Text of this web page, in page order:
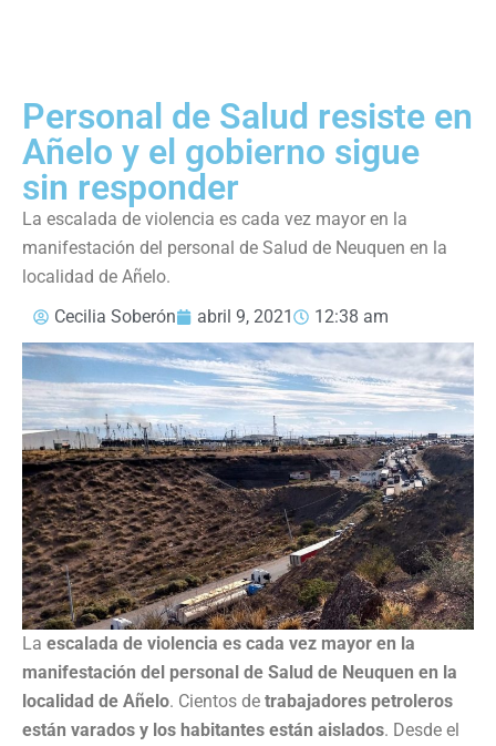
Personal de Salud resiste en
Añelo y el gobierno sigue
sin responder
La escalada de violencia es cada vez mayor en la
manifestación del personal de Salud de Neuquen en la
localidad de Añelo.
Cecilia Soberón
abril 9, 2021 12:38 am
La escalada de violencia es cada vez mayor en la
manifestación del personal de Salud de Neuquen en la
localidad de Añelo. Cientos de trabajadores petroleros
están varados y los habitantes están aislados. Desde el